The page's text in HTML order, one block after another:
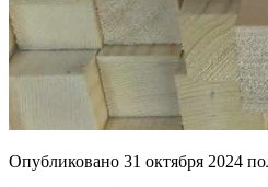
Опубликовано 31 октября 2024